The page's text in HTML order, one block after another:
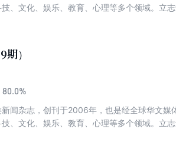
、文化、娱乐、教育、心理等多个领域。立
期）
80.0%
新闻杂志，创刊于2006年，也是经全球华文
、文化、娱乐、教育、心理等多个领域。立